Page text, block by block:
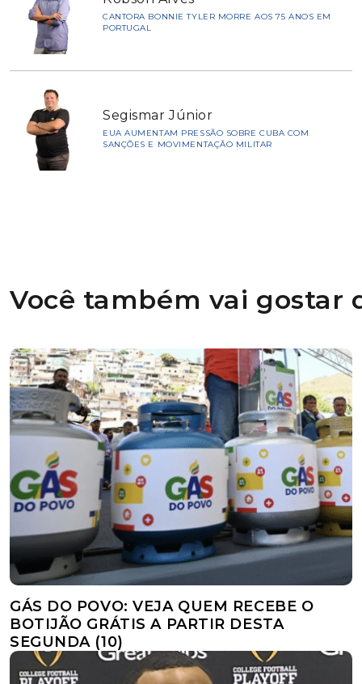
CANTORA BONNIE TYLER MORRE AOS 75 ANOS EM
PORTUGAL
Segismar Júnior
EUA AUMENTAM PRESSÃO SOBRE CUBA COM
SANÇÕES E MOVIMENTAÇÃO MILITAR
Você também vai gostar
GÁS DO POVO: VEJA QUEM RECEBE O
BOTIJÃO GRÁTIS A PARTIR DESTA
SEGUNDA (10)